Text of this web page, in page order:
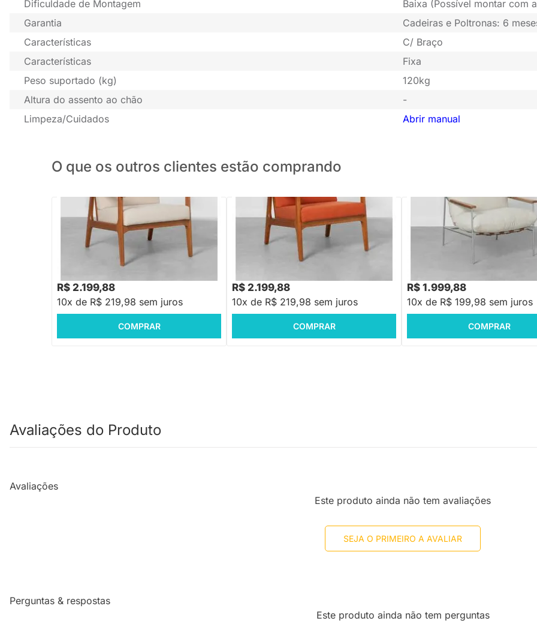
Dificuldade de Montagem
Baixa (Possível montar com
Garantia
Cadeiras e Poltronas: 6
Características
C/ Braço
Características
Fixa
Peso suportado (kg)
120kg
Altura do assento ao chão
-
Limpeza/Cuidados
Abrir manual
O que os outros clientes estão comprando
Poltrona Vinci - Cinza
R$ 2.199,88
10x de R$ 219,98 sem juros
COMPRAR
PRONTA ENTREGA
Poltrona Vinci - Terracota
R$ 2.199,88
10x de R$ 219,98 sem juros
COMPRAR
PRONTA ENTREGA
Poltrona Mandacaru - Sépia
R$ 1.999,88
10x de R$ 199,98 sem juros
COMPRAR
Avaliações do Produto
Avaliações
Este produto ainda não tem avaliações
SEJA O PRIMEIRO A AVALIAR
Perguntas & respostas
Este produto ainda não tem perguntas